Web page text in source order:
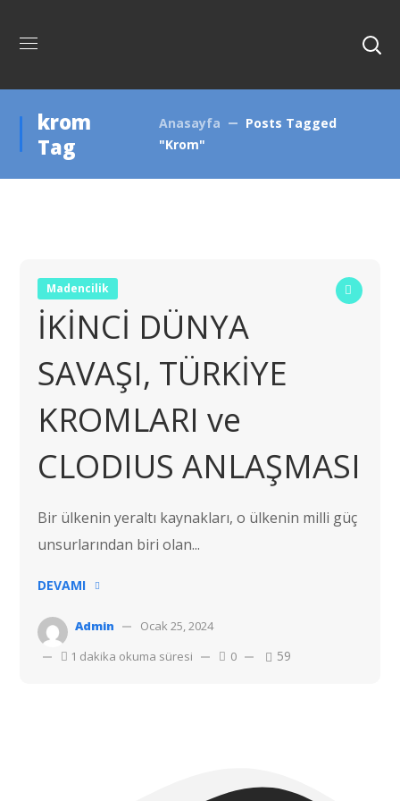
krom
Tag
Anasayfa
Posts Tagged
"krom"
Madencilik
İKİNCİ DÜNYA
SAVAŞI, TÜRKİYE
KROMLARI ve
CLODIUS ANLAŞMASI
Bir ülkenin yeraltı kaynakları, o ülkenin milli güç
unsurlarından biri olan...
DEVAMI
Admin
Ocak 25, 2024
1 dakika okuma süresi
0 59